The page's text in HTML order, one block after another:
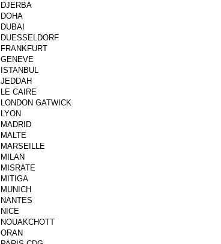
DJERBA
DOHA
DUBAI
DUESSELDORF
FRANKFURT
GENEVE
ISTANBUL
JEDDAH
LE CAIRE
LONDON GATWICK
LYON
MADRID
MALTE
MARSEILLE
MILAN
MISRATE
MITIGA
MUNICH
NANTES
NICE
NOUAKCHOTT
ORAN